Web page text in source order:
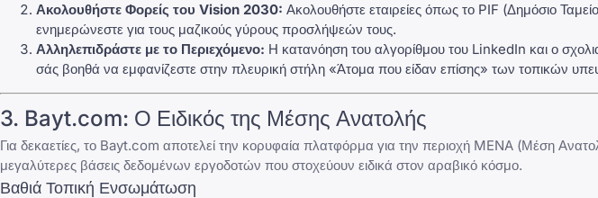
Ακολουθήστε Φορείς του Vision 2030: Ακολουθήστε εταιρείες όπως το PIF (Δημόσιο
ενημερώνεστε για τους μαζικούς γύρους προσλήψεών τους.
Αλληλεπιδράστε με το Περιεχόμενο: Η κατανόηση του αλγορίθμου του LinkedIn και ο
σάς βοηθά να εμφανίζεστε στην πλευρική στήλη «Άτομα που είδαν επίσης» των τοπικών
3. Bayt.com: Ο Ειδικός της Μέσης Ανατολής
Για δεκαετίες, το Bayt.com αποτελεί την κορυφαία πλατφόρμα για την περιοχή MENA (Μέση
μεγαλύτερες βάσεις δεδομένων εργοδοτών που στοχεύουν ειδικά στον αραβικό κόσμο.
Βαθιά Τοπική Ενσωμάτωση